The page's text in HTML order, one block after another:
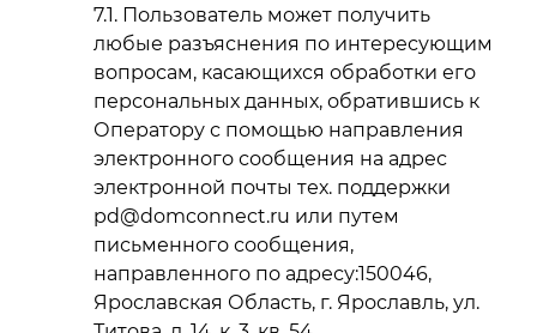
Пользователь может получить
любые разъяснения по интересующим
вопросам, касающихся обработки его
персональных данных, обратившись к
Оператору с помощью направления
электронного сообщения на адрес
электронной почты тех. поддержки
pd@domconnect.ru или путем
письменного сообщения,
направленного по адресу:150046,
Ярославская Область, г. Ярославль, ул.